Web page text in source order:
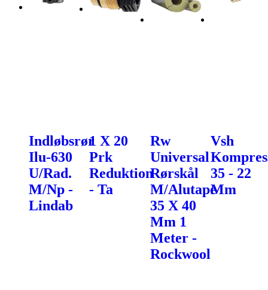
Indløbsrør
Ilu-630
U/Rad.
M/Np -
Lindab
1 X 20
Prk
Reduktion
- Ta
Rw
Universal
Rørskål
M/Alutape
35 X 40
Mm 1
Meter -
Rockwool
Vsh
35 - 22
Mm